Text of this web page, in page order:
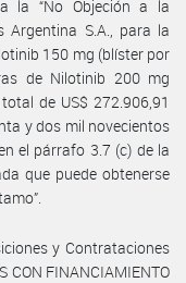
la “No Objeción a la
S.A., para la
150 mg (blíster por
de Nilotinib 200 mg
de US$ 272.906,91
y dos mil novecientos
el párrafo 3.7 (c) de la
que puede obtenerse
y Contrataciones
CON FINANCIAMIENTO